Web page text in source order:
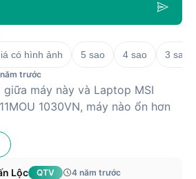
tế
hữu trọng lượng chỉ 1,8kg, kích thước
có ngoại hình bắt mắt nhờ lớp sơn
hình viền siêu mỏng. Với trọng lượng
có màn hình lớn, bạn dễ dàng di
không gặp khó khăn.
có hình ảnh 5 sao 4 sao 3 sao
trước
giữa máy này và Laptop MSI
1030VN, máy nào ổn hơn
Lộc QTV 4 năm trước